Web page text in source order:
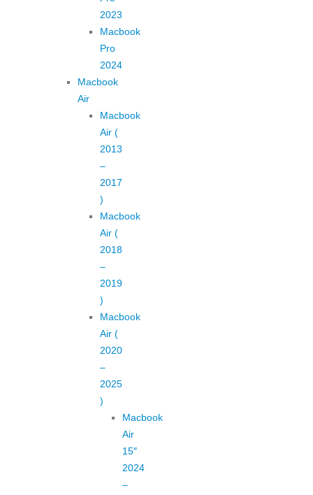
2023
Macbook
Pro
2024
Macbook
Air
Macbook
Air (
2013
–
2017
)
Macbook
Air (
2018
–
2019
)
Macbook
Air (
2020
–
2025
)
Macbook
Air
15″
2024
–